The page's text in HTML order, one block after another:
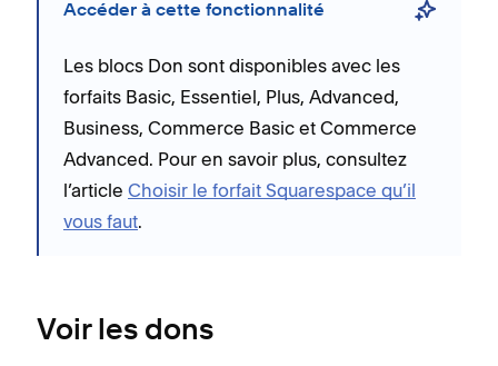
Accéder à cette fonctionnalité
Les blocs Don sont disponibles avec les
forfaits Basic, Essentiel, Plus, Advanced,
Business, Commerce Basic et Commerce
Advanced. Pour en savoir plus, consultez
l’article Choisir le forfait Squarespace qu’il
vous faut.
Voir les dons